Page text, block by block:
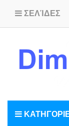
ΣΕΛΊΔΕΣ